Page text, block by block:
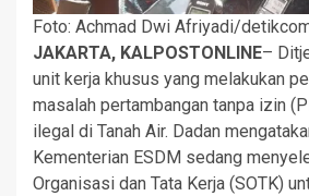
Foto: Achmad Dwi Afriyadi/
JAKARTA, KALPOSTONLINE–
unit kerja khusus yang melakukan
masalah pertambangan tanpa izin
ilegal di Tanah Air. Dadan
Kementerian ESDM sedang
Organisasi dan Tata Kerja (SOTK)